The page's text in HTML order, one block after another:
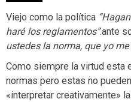
Viejo como la política
haré los reglamentos”.ante
ustedes la norma, que yo
Como siempre la virtud esta
normas pero estas no
«interpretar creativamente»